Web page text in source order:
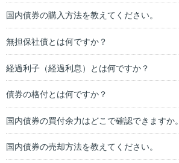
国内債券の購入方法を教えてください。
無担保社債とは何ですか？
経過利子（経過利息）とは何ですか？
債券の格付とは何ですか？
国内債券の買付余力はどこで確認できますか。
国内債券の売却方法を教えてください。